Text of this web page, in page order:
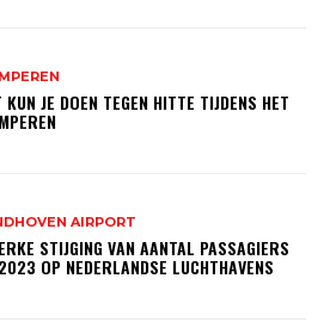
KUN JE DOEN TEGEN HITTE TIJDENS HET
AIRPORT
STIJGING VAN AANTAL PASSAGIERS
OP NEDERLANDSE LUCHTHAVENS